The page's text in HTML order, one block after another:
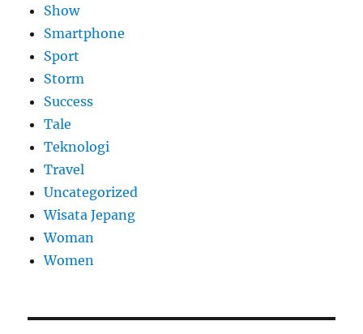
Show
Smartphone
Sport
Storm
Success
Tale
Teknologi
Travel
Uncategorized
Wisata Jepang
Woman
Women